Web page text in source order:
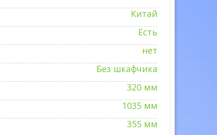
Китай
Есть
нет
Без шкафчика
320 мм
1035 мм
355 мм